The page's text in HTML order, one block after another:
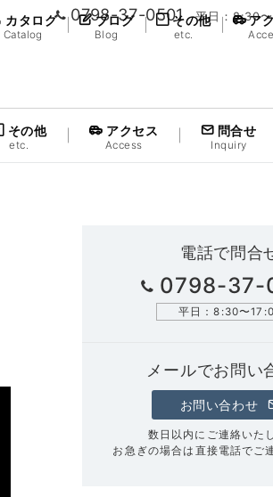
0798-37-0501 平日：8:30
その他
etc.
アクセス
Access
問合せ
Inquiry
カタログ
Catalog
ブログ
Blog
その他
etc.
ア
電話で問合
0798-37-
平日：8:30〜
メールでお問い
お問い合わせ
数日以内にご連絡いた
お急ぎの場合は直接電話でご